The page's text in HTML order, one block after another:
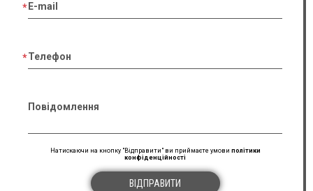
E-mail
Телефон
Повідомлення
Натискаючи на кнопку "Відправити" ви приймаєте умови політики
конфіденційності
ВІДПРАВИТИ